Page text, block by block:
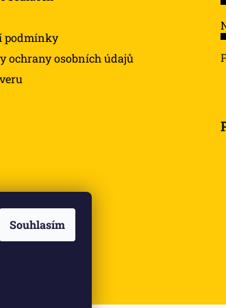
Souhlasím
podmínky
ochrany osobních údajů